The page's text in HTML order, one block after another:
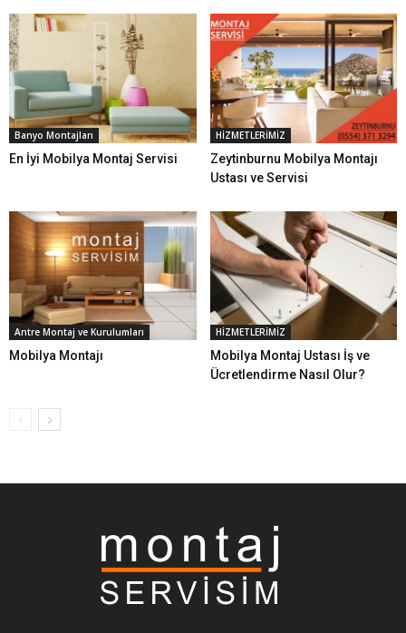
Banyo Montajları
En İyi Mobilya Montaj Servisi
HİZMETLERİMİZ
Zeytinburnu Mobilya Montajı
Ustası ve Servisi
Antre Montaj ve Kurulumları
Mobilya Montajı
HİZMETLERİMİZ
Mobilya Montaj Ustası İş ve
Ücretlendirme Nasıl Olur?